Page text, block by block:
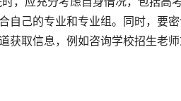
自己的专业和专业组。同时，要
获取信息，例如咨询学校招生老